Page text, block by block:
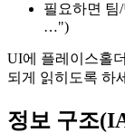
필요하면
…")
UI에 플레이스홀
되게 읽히도록 하
정보 구조